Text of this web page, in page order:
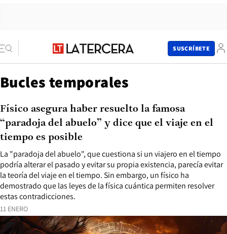
SUSCRÍBETE
Bucles temporales
11 ENERO
La "paradoja del abuelo", que cuestiona si un viajero en el tiempo
podría alterar el pasado y evitar su propia existencia, parecía evitar
la teoría del viaje en el tiempo. Sin embargo, un físico ha
demostrado que las leyes de la física cuántica permiten resolver
estas contradicciones.
Físico asegura haber resuelto la famosa
“paradoja del abuelo” y dice que el viaje en el
tiempo es posible